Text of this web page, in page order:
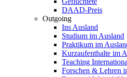
DAAD-Preis
Outgoing
Ins Ausland
Studium im Ausland
Praktikum im
Kurzaufenthalte im
Teaching
Forschen & Lehren